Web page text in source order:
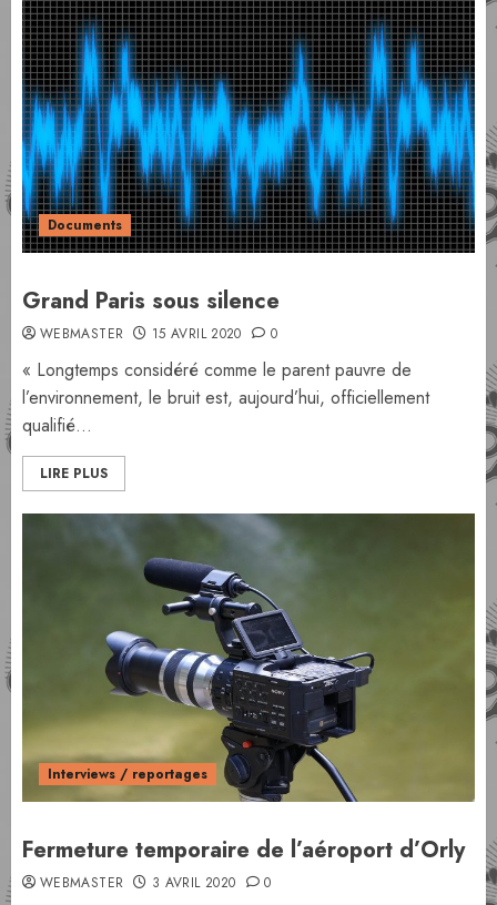
Documents
Grand Paris sous silence
WEBMASTER 15 AVRIL 2020 0
« Longtemps considéré comme le parent pauvre de
l’environnement, le bruit est, aujourd’hui, officiellement
qualifié...
LIRE PLUS
Interviews / reportages
Fermeture temporaire de l’aéroport d’Orly
WEBMASTER 3 AVRIL 2020 0